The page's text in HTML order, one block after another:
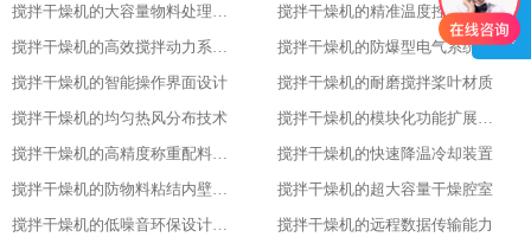
搅拌干燥机的大容量物料处理能力优势
搅拌干燥机的精准温度控制技术亮点
搅拌干燥机的高效搅拌动力系统特性
搅拌干燥机的防爆型电气系统配置
搅拌干燥机的智能操作界面设计
搅拌干燥机的耐磨搅拌桨叶材质
搅拌干燥机的均匀热风分布技术
搅拌干燥机的模块化功能扩展设计
搅拌干燥机的高精度称重配料系统
搅拌干燥机的快速降温冷却装置
搅拌干燥机的防物料粘结内壁处理
搅拌干燥机的超大容量干燥腔室
搅拌干燥机的低噪音环保设计理念
搅拌干燥机的远程数据传输能力